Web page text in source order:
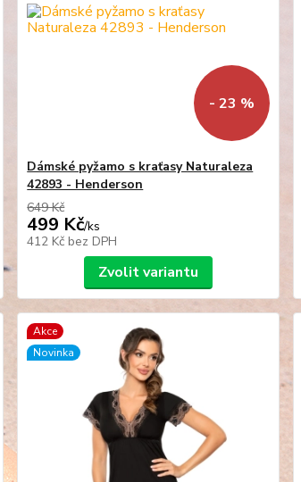
- 23 %
Dámské pyžamo s kraťasy Naturaleza
42893 - Henderson
649 Kč
499 Kč/ks
412 Kč bez DPH
Zvolit variantu
Akce
Novinka